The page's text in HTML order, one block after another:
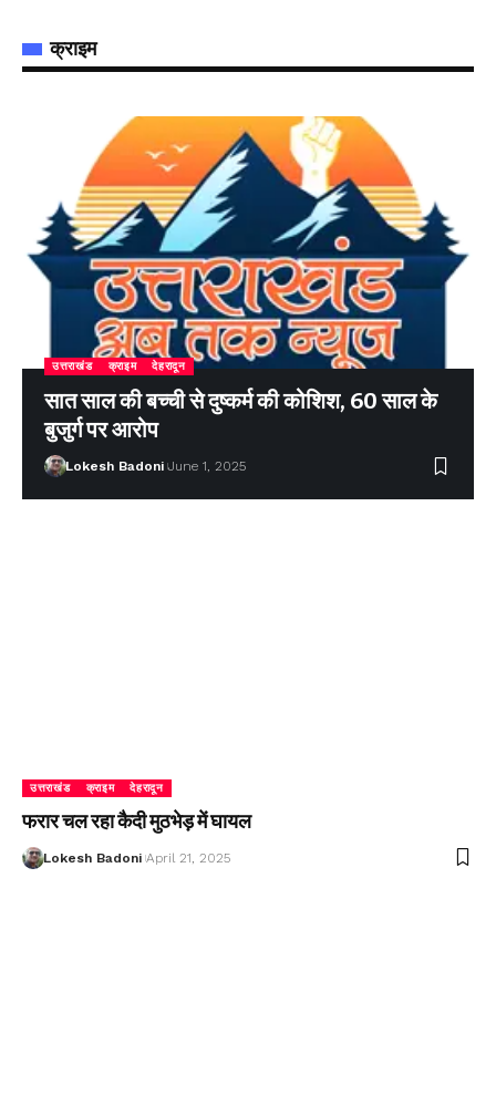
क्राइम
उत्तराखंड क्राइम देहरादून
सात साल की बच्ची से दुष्कर्म की कोशिश, 60 साल के
बुजुर्ग पर आरोप
Lokesh Badoni June 1, 2025
उत्तराखंड क्राइम देहरादून
फरार चल रहा कैदी मुठभेड़ में घायल
Lokesh Badoni April 21, 2025